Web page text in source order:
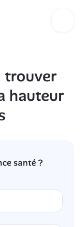
trouver
hauteur
santé ?